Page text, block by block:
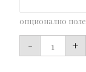
опционално поле
-
количество
за
+